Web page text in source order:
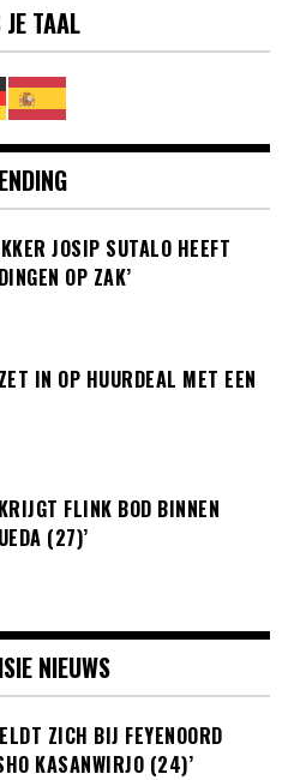
JE TAAL
JOSIP SUTALO HEEFT
OP ZAK’
IN OP HUURDEAL MET EEN
FLINK BOD BINNEN
(27)’
NIEUWS
ZICH BIJ FEYENOORD
KASANWIRJO (24)’